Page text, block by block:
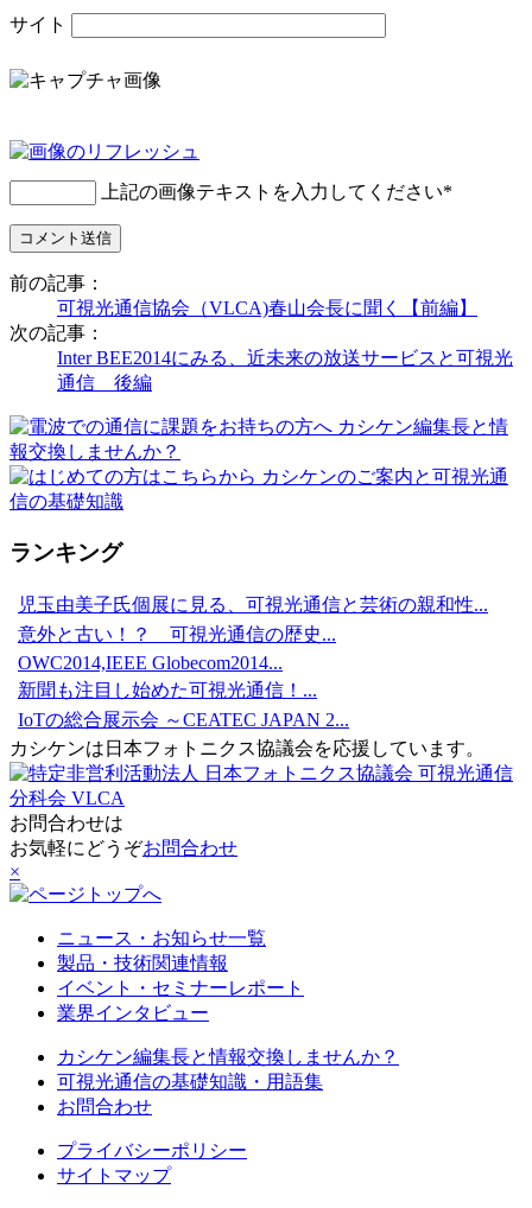
サイト
上記の画像テキストを入力してください*
前の記事：
可視光通信協会（VLCA)春山会長に聞く【前編】
次の記事：
Inter BEE2014にみる、近未来の放送サービスと可視光
通信 後編
ランキング
児玉由美子氏個展に見る、可視光通信と芸術の親和性...
意外と古い！？ 可視光通信の歴史...
OWC2014,IEEE Globecom2014...
新聞も注目し始めた可視光通信！...
IoTの総合展示会 ～CEATEC JAPAN 2...
カシケンは日本フォトニクス協議会を応援しています。
お問合わせは
お気軽にどうぞお問合わせ
×
ニュース・お知らせ一覧
製品・技術関連情報
イベント・セミナーレポート
業界インタビュー
カシケン編集長と情報交換しませんか？
可視光通信の基礎知識・用語集
お問合わせ
プライバシーポリシー
サイトマップ